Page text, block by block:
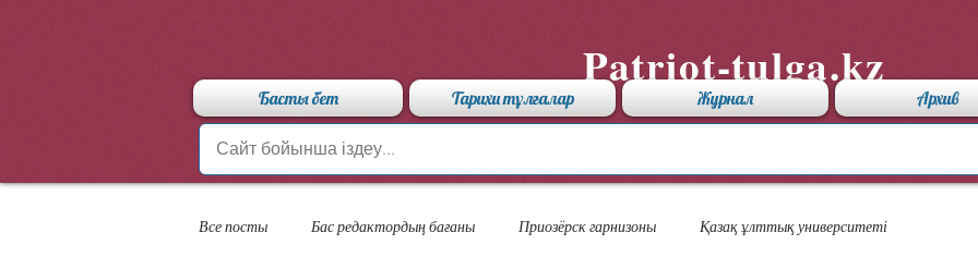
Patriot-tulga.kz
Басты бет Тарихи тұлғалар Журнал Архив
Все посты Бас редактордың бағаны Приозёрск гарнизоны Қазақ ұлттық университеті